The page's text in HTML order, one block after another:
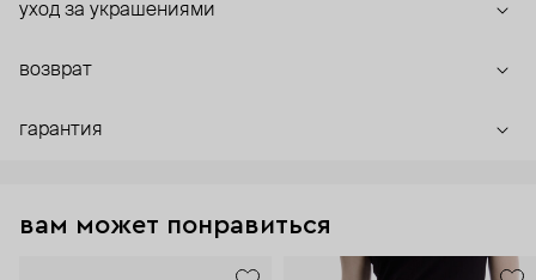
уход за украшениями
возврат
гарантия
вам может понравиться